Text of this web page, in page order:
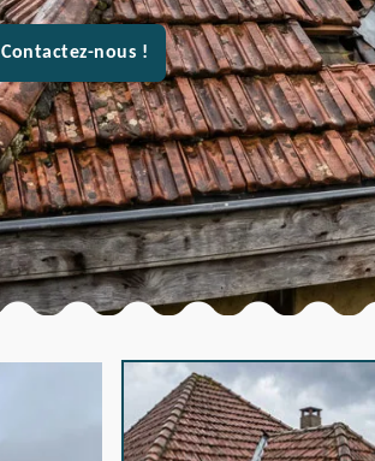
Contactez-nous !